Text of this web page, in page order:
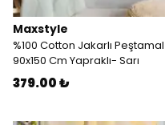
Maxstyle
%100 Cotton Jakarlı Peştamal
90x150 Cm Yapraklı- Sarı
379.00 ₺